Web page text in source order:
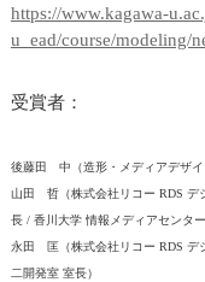
https://www.kagawa-
u_ead/course/modeling/
受賞者：
後藤田 中（造形・メディアデザ
山田 哲（株式会社リコー RDS デ
長 / 香川大学 情報メディアセンタ
永田 匡（株式会社リコー RDS デ
二開発室 室長）